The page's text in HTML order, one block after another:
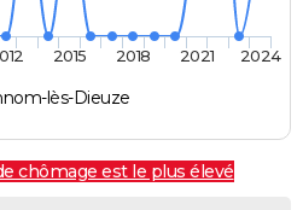
lès-Dieuze
2015 2018 2021 2024
chômage est le plus élevé